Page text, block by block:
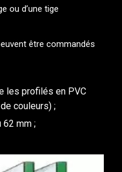
ou d’une tige
être commandés
les profilés en PVC
couleurs) ;
62 mm ;